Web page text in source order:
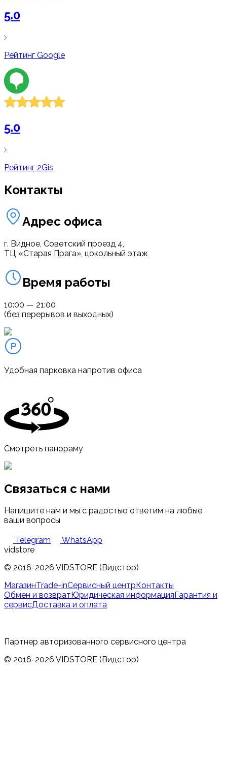
5.0
Рейтинг Google
5.0
Рейтинг 2Gis
Контакты
Адрес офиса
г. Видное, Советский проезд 4,
ТЦ «Старая Прага», цокольный этаж
Время работы
10:00 — 21:00
(без перерывов и выходных)
Удобная парковка напротив офиса
Смотреть панораму
Связаться с нами
Напишите нам и мы с радостью ответим на любые
ваши вопросы
Telegram
WhatsApp
vidstore
© 2016-2026 VIDSTORE (Видстор)
МагазинTrade-inСервисный центр Контакты
Обмен и возврат Юридическая информация Гарантия и
сервисДоставка и оплата
Партнер авторизованного сервисного центра
© 2016-2026 VIDSTORE (Видстор)